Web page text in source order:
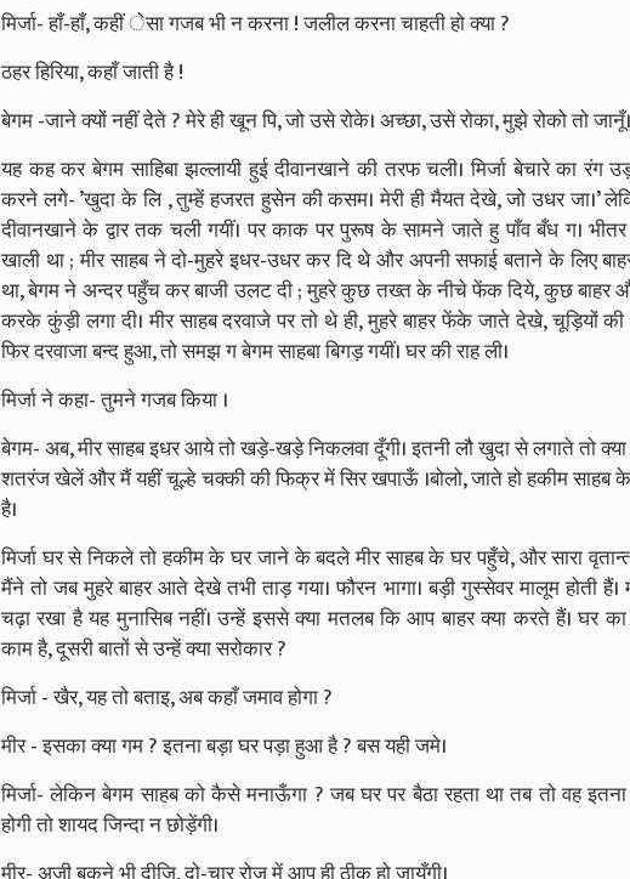
मिर्जा- हाँ-हाँ, कहीं ेसा गजब भी न करना ! जलील करना चाहती हो क्या ?
ठहर हिरिया, कहाँ जाती है !
बेगम -जाने क्यों नहीं देते ? मेरे ही खून पि, जो उसे रोके। अच्छा, उसे रोका, मुझे रोको तो जानूँ।
यह कह कर बेगम साहिबा झल्लायी हुई दीवानखाने की तरफ चली। मिर्जा बेचारे का रंग
करने लगे- ’खुदा के लि , तुम्हें हजरत हुसेन की कसम। मेरी ही मैयत देखे, जो उधर जा।’
दीवानखाने के द्वार तक चली गयीं। पर काक पर पुरूष के सामने जाते हु पाँव बँध ग।
खाली था ; मीर साहब ने दो-मुहरे इधर-उधर कर दि थे और अपनी सफाई बताने के लिए
था, बेगम ने अन्दर पहुँच कर बाजी उलट दी ; मुहरे कुछ तख्त के नीचे फेंक दिये, कुछ बाहर
करके कुंड़ी लगा दी। मीर साहब दरवाजे पर तो थे ही, मुहरे बाहर फेंके जाते देखे, चूड़ियों
फिर दरवाजा बन्द हुआ, तो समझ ग बेगम साहबा बिगड़ गयीं। घर की राह ली।
मिर्जा ने कहा- तुमने गजब किया ।
बेगम- अब, मीर साहब इधर आये तो खड़े-खड़े निकलवा दूँगी। इतनी लौ खुदा से लगाते तो क्या
शतरंज खेलें और मैं यहीं चूल्हे चक्की की फिक्र में सिर खपाऊँ ।बोलो, जाते हो हकीम साहब
है।
मिर्जा घर से निकले तो हकीम के घर जाने के बदले मीर साहब के घर पहुँचे, और सारा
मैंने तो जब मुहरे बाहर आते देखे तभी ताड़ गया। फौरन भागा। बड़ी गुस्सेवर मालूम होती
चढ़ा रखा है यह मुनासिब नहीं। उन्हें इससे क्या मतलब कि आप बाहर क्या करते हैं। घर
काम है, दूसरी बातों से उन्हें क्या सरोकार ?
मिर्जा - खैर, यह तो बताइ, अब कहाँ जमाव होगा ?
मीर - इसका क्या गम ? इतना बड़ा घर पड़ा हुआ है ? बस यही जमे।
मिर्जा- लेकिन बेगम साहब को कैसे मनाऊँगा ? जब घर पर बैठा रहता था तब तो वह
होगी तो शायद जिन्दा न छोड़ेंगी।